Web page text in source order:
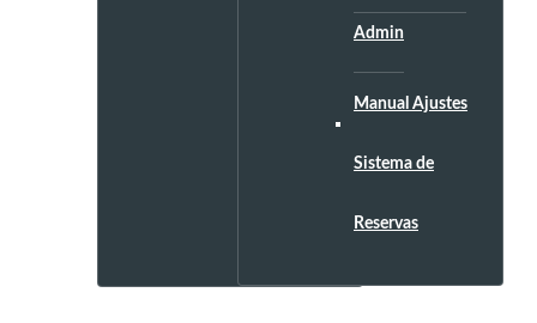
Admin
Manual Ajustes
Sistema de
Reservas